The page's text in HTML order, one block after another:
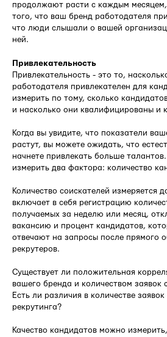
продолжают расти с каждым
того, что ваш бренд работодателя
что люди слышали о вашей
ней.
Привлекательность
Привлекательность - это то,
работодателя привлекателен для
измерить по тому, сколько
и насколько они квалифицированы и
Когда вы увидите, что показатели
растут, вы можете ожидать, что
начнете привлекать больше
измерить два фактора: количество
Количество соискателей измеряется
включает в себя регистрацию
получаемых за неделю или месяц,
вакансию и процент кандидатов,
отвечают на запросы после прямого
рекрутеров.
Существует ли положительная
вашего бренда и количеством заявок
Есть ли различия в количестве
рекрутинга?
Качество кандидатов можно